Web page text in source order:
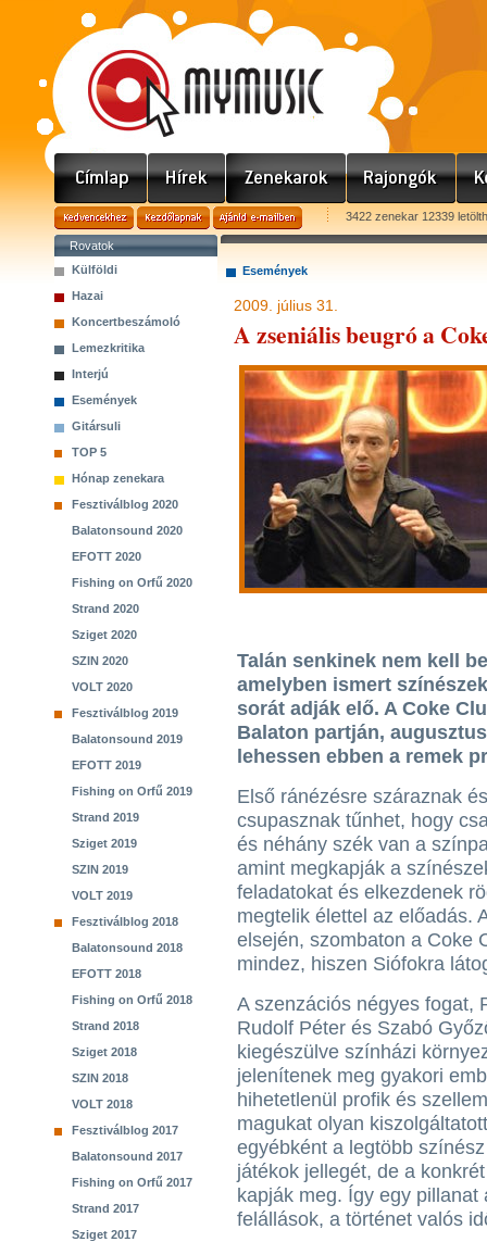
3422 zenekar 12339
Rovatok
Külföldi
Hazai
Koncertbeszámoló
Lemezkritika
Interjú
Események
Gitársuli
TOP 5
Hónap zenekara
Fesztiválblog 2020
Balatonsound 2020
EFOTT 2020
Fishing on Orfű 2020
Strand 2020
Sziget 2020
SZIN 2020
VOLT 2020
Fesztiválblog 2019
Balatonsound 2019
EFOTT 2019
Fishing on Orfű 2019
Strand 2019
Sziget 2019
SZIN 2019
VOLT 2019
Fesztiválblog 2018
Balatonsound 2018
EFOTT 2018
Fishing on Orfű 2018
Strand 2018
Sziget 2018
SZIN 2018
VOLT 2018
Fesztiválblog 2017
Balatonsound 2017
Fishing on Orfű 2017
Strand 2017
Sziget 2017
Események
2009. július 31.
A zseniális beugró a
Talán senkinek nem kell
amelyben ismert
sorát adják elő. A Coke
Balaton partján,
lehessen ebben a remek
Első ránézésre száraznak és
csupasznak tűnhet, hogy
és néhány szék van a
amint megkapják a
feladatokat és elkezdenek
megtelik élettel az előadás.
elsején, szombaton a Coke
mindez, hiszen Siófokra
A szenzációs négyes fogat,
Rudolf Péter és Szabó
kiegészülve színházi
jelenítenek meg gyakori
hihetetlenül profik és
magukat olyan
egyébként a legtöbb
játékok jellegét, de a
kapják meg. Így egy
felállások, a történet valós